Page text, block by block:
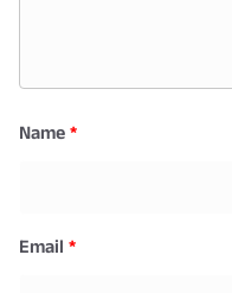
Name*
Email *